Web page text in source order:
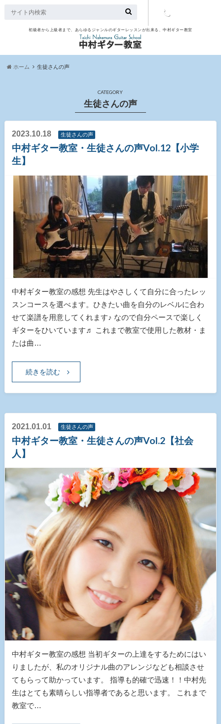
初級者から上級者まで、あらゆるジャンルのギターレッスンが出来る、中村ギター教室
ホーム 生徒さんの声
CATEGORY
生徒さんの声
2023.10.18 生徒さんの声
中村ギター教室・生徒さんの声Vol.12【小学
生】
中村ギター教室の感想 先生はやさしくて自分に合ったレッ
スンコースを選べます。ひきたい曲を自分のレベルに合わ
せて楽譜を用意してくれます♪ なので自分ペースで楽しく
ギターをひいています♬ これまで教室で使用した教材・ま
たは曲…
続きを読む
2021.01.01 生徒さんの声
中村ギター教室・生徒さんの声Vol.2【社会
人】
中村ギター教室の感想 当初ギターの上達をするためにはい
りましたが、私のオリジナル曲のアレンジなども相談させ
てもらって助かっています。 指導も的確で迅速！！中村先
生はとても素晴らしい指導者であると思います。 これまで
教室で…